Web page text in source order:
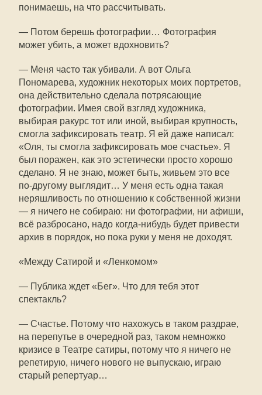
понимаешь, на что рассчитывать.
— Потом берешь фотографии… Фотография
может убить, а может вдохновить?
— Меня часто так убивали. А вот Ольга
Пономарева, художник некоторых моих портретов,
она действительно сделала потрясающие
фотографии. Имея свой взгляд художника,
выбирая ракурс тот или иной, выбирая крупность,
смогла зафиксировать театр. Я ей даже написал:
«Оля, ты смогла зафиксировать мое счастье». Я
был поражен, как это эстетически просто хорошо
сделано. Я не знаю, может быть, живьем это все
по-другому выглядит… У меня есть одна такая
неряшливость по отношению к собственной жизни
— я ничего не собираю: ни фотографии, ни афиши,
всё разбросано, надо когда-нибудь будет привести
архив в порядок, но пока руки у меня не доходят.
«Между Сатирой и «Ленкомом»
— Публика ждет «Бег». Что для тебя этот
спектакль?
— Счастье. Потому что нахожусь в таком раздрае,
на перепутье в очередной раз, таком немножко
кризисе в Театре сатиры, потому что я ничего не
репетирую, ничего нового не выпускаю, играю
старый репертуар…